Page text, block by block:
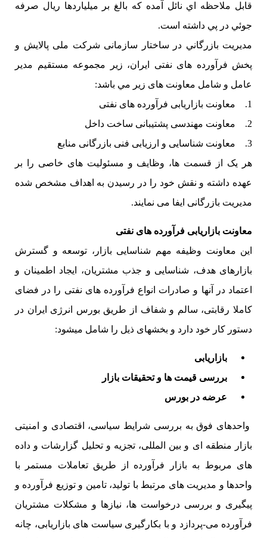
قابل ملاحظه اي نائل آمده كه بالغ بر ميلياردها ريال صرفه
جوئي در پي داشته است.
مديريت بازرگاني در ساختار سازمانی شرکت ملی پالایش و
پخش فرآورده های نفتی ایران، زیر مجموعه مستقیم مدیر
عامل و شامل معاونت های زير مي باشد:
1. معاونت بازاریابی فرآورده های نفتی
2. معاونت مهندسی پشتیبانی ساخت داخل
3. معاونت شناسایی و ارزیابی فنی بازرگانی منابع
هر یک از قسمت ها، وظایف و مسئولیت های خاصی را بر
عهده داشته و نقش خود را در رسیدن به اهداف مشخص شده
مدیریت بازرگانی ایفا می نمایند.
معاونت بازاریابی فرآورده های نفتی
این معاونت وظیفه مهم شناسایی بازار، توسعه و گسترش
بازارهای هدف، شناسایی و جذب مشتریان، ایجاد اطمینان و
اعتماد در آنها و صادرات انواع فرآورده های نفتی را در فضای
کاملا رقابتی، سالم و شفاف از طریق بورس انرژی ایران در
دستور کار خود دارد و بخشهای ذیل را شامل میشود:
بازاریابی
بررسی قیمت ها و تحقیقات بازار
عرضه در بورس
واحدهای فوق به بررسی شرایط سیاسی، اقتصادی و امنیتی
بازار منطقه ای و بین المللی، تجزیه و تحلیل گزارشات و داده
های مربوط به بازار فرآورده از طریق تعاملات مستمر با
واحدها و مدیریت های مرتبط با تولید، تامین و توزیع فرآورده و
پیگیری و بررسی درخواست ها، نیازها و مشکلات مشتریان
فرآورده می-پردازد و با بکارگیری سیاست های بازاریابی، چانه